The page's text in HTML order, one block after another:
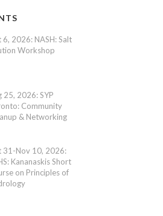
6, 2026: NASH: Salt
Workshop
25, 2026: SYP
Community
& Networking
31-Nov 10, 2026:
Kananaskis Short
on Principles of